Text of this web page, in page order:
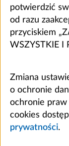
potwierdzić
od razu
przyciskiem
WSZYSTKIE I
Zmiana
o ochronie
ochronie praw
cookies
prywatności.